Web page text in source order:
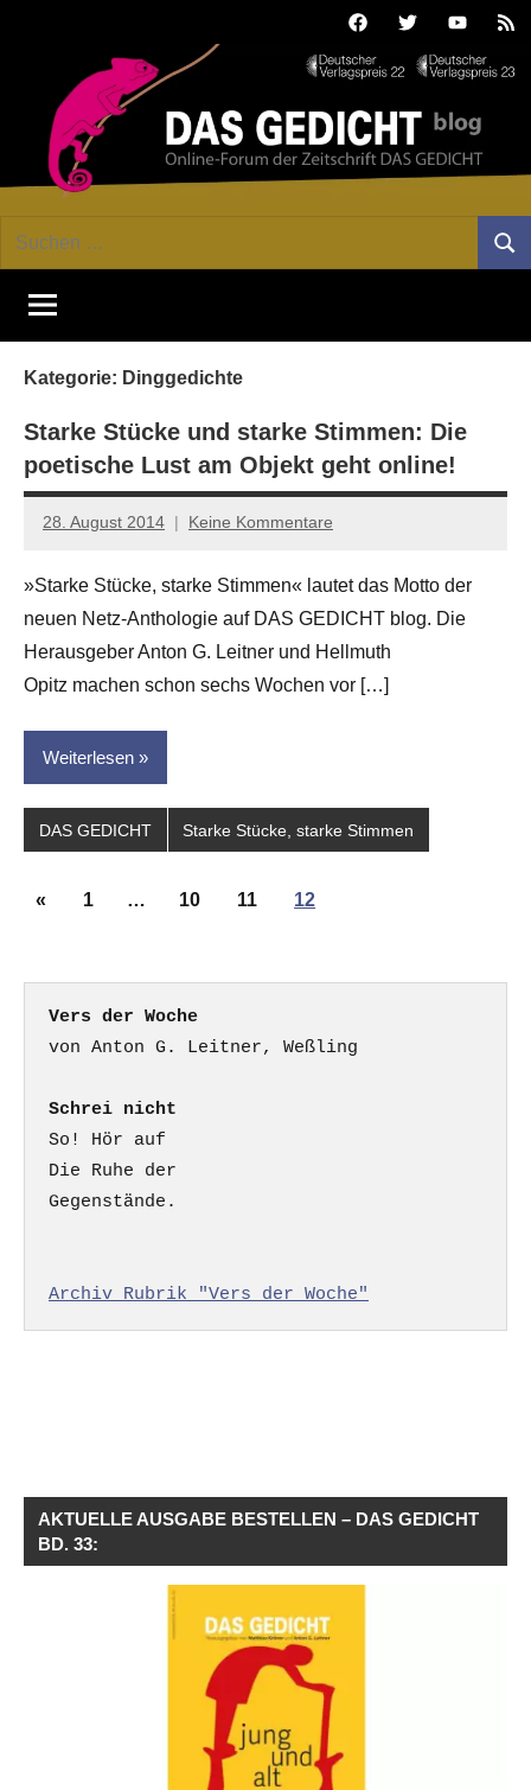
FacebookTwitterYoutube
GEDICHT
blog
Forum
von
DAS
Essay
Kritik
Suchen
Kategorie: Dinggedichte
Starke Stücke und starke Stimmen: Die
poetische Lust am Objekt geht online!
28. August 2014
Anton
Leitner
Keine Kommentare
»Starke Stücke, starke Stimmen« lautet das Motto der
neuen Netz-Anthologie auf DAS GEDICHT blog. Die
Herausgeber Anton G. Leitner und Hellmuth
Opitz machen schon sechs Wochen vor […]
Weiterlesen
DAS GEDICHT Starke Stücke, starke Stimmen
Seitennummerierung
«Vorherige
1 … 10 11 12
Vers der Woche
Schrei nicht
So! Hör auf
Die Ruhe der
Gegenstände.
Archiv Rubrik "Vers der Woche"
AKTUELLE AUSGABE BESTELLEN – DAS GEDICHT
BD. 33: